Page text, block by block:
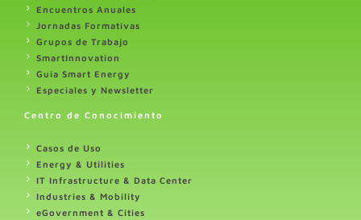
Encuentros Anuales
Jornadas Formativas
Grupos de Trabajo
SmartInnovation
Guia Smart Energy
Especiales y Newsletter
Centro de Conocimiento
Casos de Uso
Energy & Utilities
IT Infrastructure & Data Center
Industries & Mobility
eGovernment & Cities